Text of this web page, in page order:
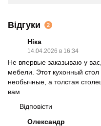
Відгуки 2
Ніка
14.04.2026 в 16:34
Не впервые заказываю у
мебели. Этот кухонный
необычные, а толстая
вам
Відповісти
Олександр